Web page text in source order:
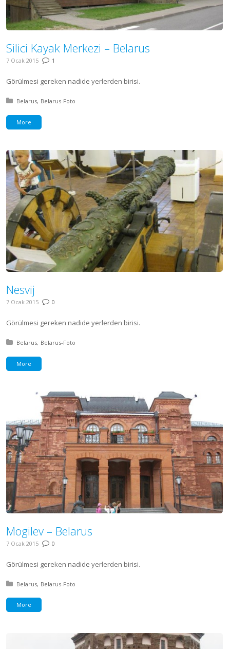
Silici Kayak Merkezi – Belarus
7 Ocak 2015 1
Görülmesi gereken nadide yerlerden birisi.
Posted in:
Belarus Belarus-Foto
More
Nesvij
7 Ocak 2015 0
Görülmesi gereken nadide yerlerden birisi.
Posted in:
Belarus Belarus-Foto
More
Mogilev – Belarus
7 Ocak 2015 0
Görülmesi gereken nadide yerlerden birisi.
Posted in:
Belarus Belarus-Foto
More